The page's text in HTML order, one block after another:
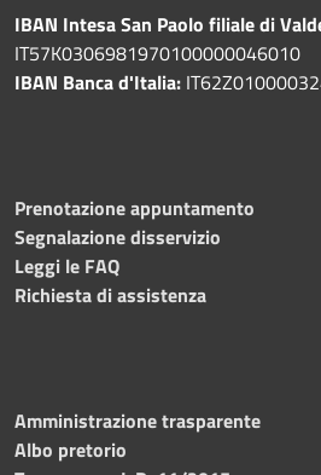
IBAN Intesa San Paolo filiale di
IT57K0306981970100000046010
IBAN Banca d'Italia:
Prenotazione appuntamento
Segnalazione disservizio
Leggi le FAQ
Richiesta di assistenza
Amministrazione trasparente
Albo pretorio